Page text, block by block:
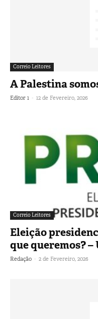
Correio Leitores
A Palestina
Editor 1 - 12 de Fevereiro, 2026
Correio Leitores
Eleição
que queremos?
Redação - 2 de Fevereiro, 2026